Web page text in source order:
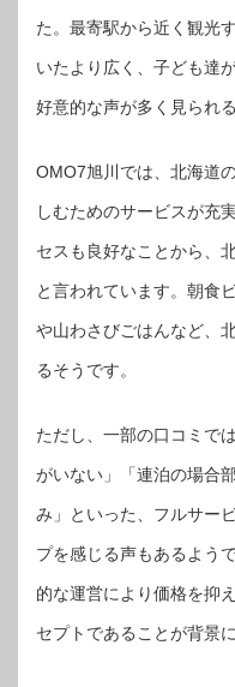
た。最寄駅から近く観光
いたより広く、子ども達
好意的な声が多く見られ
OMO7旭川では、北海道
しむためのサービスが充
セスも良好なことから、
と言われています。朝食
や山わさびごはんなど、
るそうです。
ただし、一部の口コミで
がいない」「連泊の場合
み」といった、フルサー
プを感じる声もあるよう
的な運営により価格を抑
セプトであることが背景